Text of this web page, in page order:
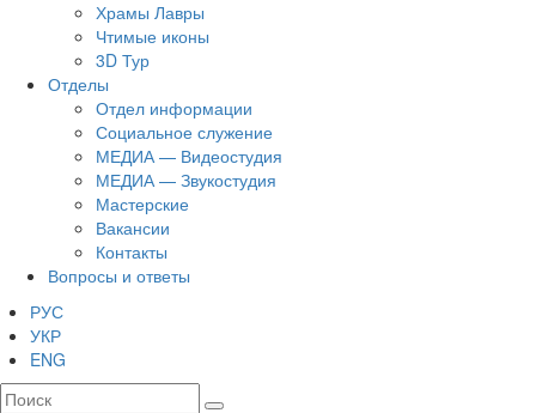
Храмы Лавры
Чтимые иконы
3D Тур
Отделы
Отдел информации
Социальное служение
МЕДИА — Видеостудия
МЕДИА — Звукостудия
Мастерские
Вакансии
Контакты
Вопросы и ответы
РУС
УКР
ENG